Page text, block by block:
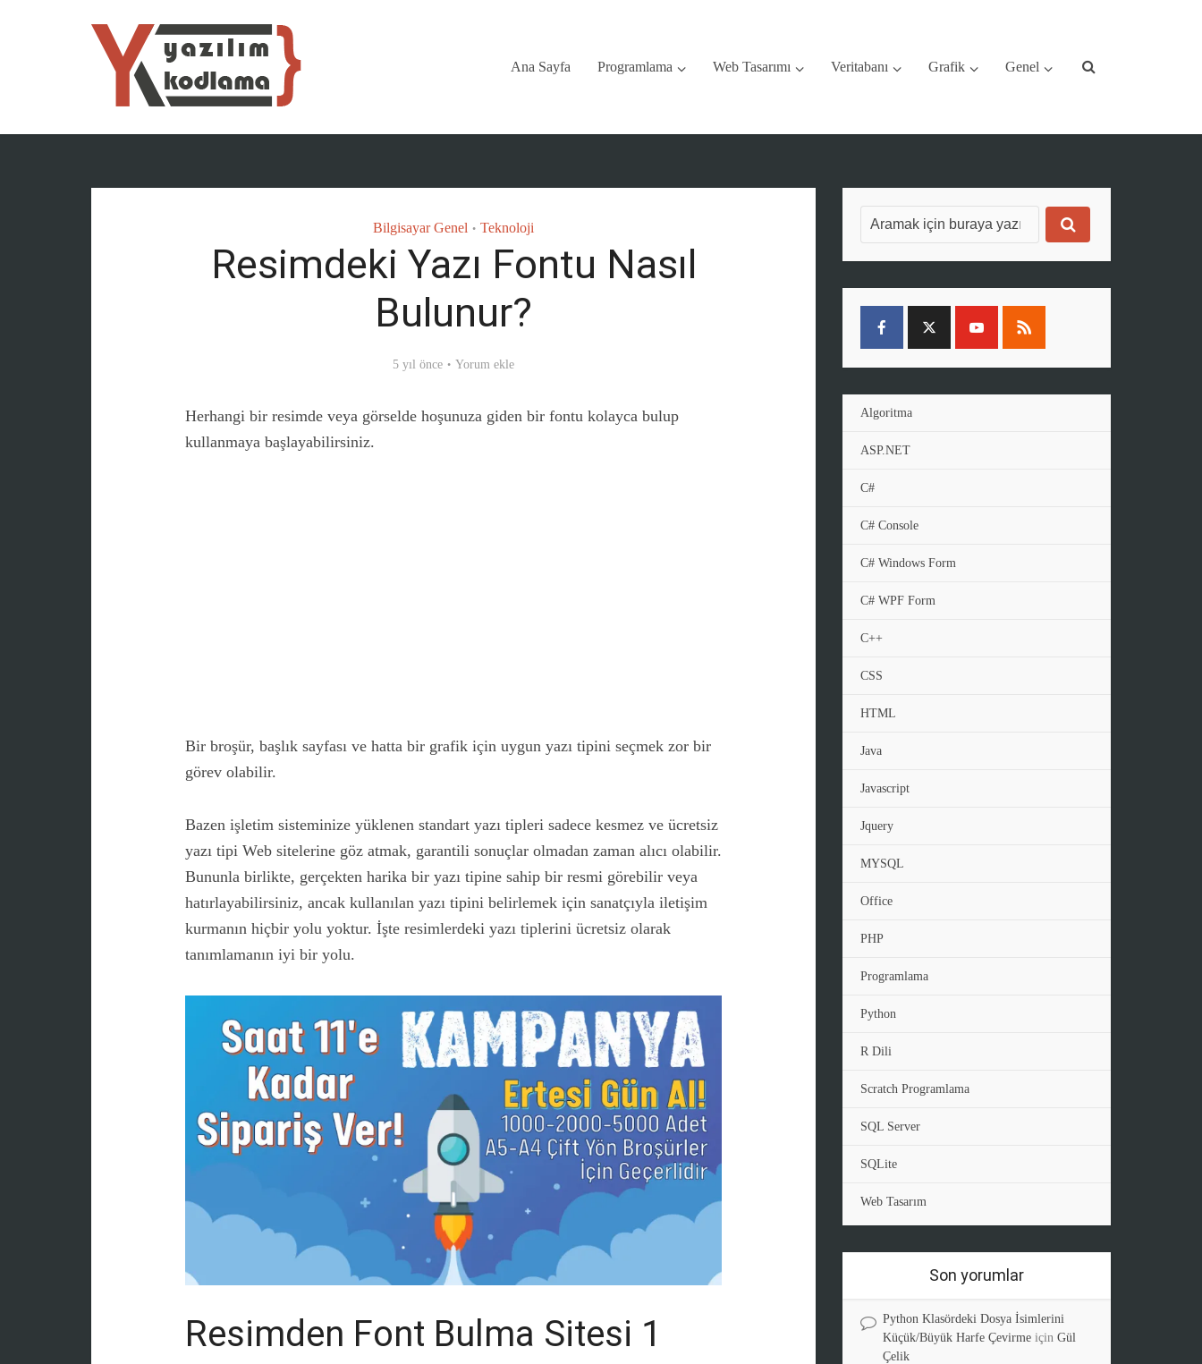
Ana Sayfa Programlama Web Tasarımı Veritabanı Grafik Genel
Bilgisayar Genel • Teknoloji
Resimdeki Yazı Fontu Nasıl
Bulunur?
5 yıl önce Yorum ekle
Herhangi bir resimde veya görselde hoşunuza giden bir fontu kolayca bulup
kullanmaya başlayabilirsiniz.
Bir broşür, başlık sayfası ve hatta bir grafik için uygun yazı tipini seçmek zor bir
görev olabilir.
Bazen işletim sisteminize yüklenen standart yazı tipleri sadece kesmez ve ücretsiz
yazı tipi Web sitelerine göz atmak, garantili sonuçlar olmadan zaman alıcı olabilir.
Bununla birlikte, gerçekten harika bir yazı tipine sahip bir resmi görebilir veya
hatırlayabilirsiniz, ancak kullanılan yazı tipini belirlemek için sanatçıyla iletişim
kurmanın hiçbir yolu yoktur. İşte resimlerdeki yazı tiplerini ücretsiz olarak
tanımlamanın iyi bir yolu.
Resimden Font Bulma Sitesi 1
Algoritma
ASP.NET
C#
C# Console
C# Windows Form
C# WPF Form
C++
CSS
HTML
Java
Javascript
Jquery
MYSQL
Office
PHP
Programlama
Python
R Dili
Scratch Programlama
SQL Server
SQLite
Web Tasarım
Son yorumlar
Python Klasördeki Dosya İsimlerini
Küçük/Büyük Harfe Çevirme için Gül
Çelik